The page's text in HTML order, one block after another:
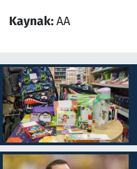
Kaynak:AA